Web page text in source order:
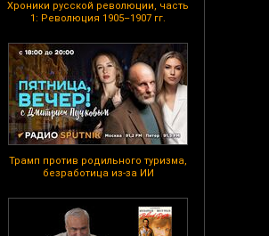
Хроники русской революции, часть
1: Революция 1905–1907 гг.
Трамп против родильного туризма,
безработица из-за ИИ